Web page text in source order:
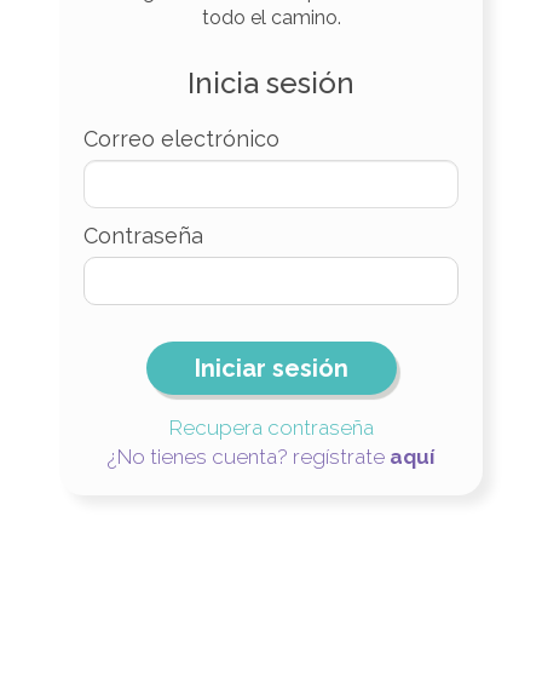
todo el camino.
Inicia sesión
Correo electrónico
Contraseña
Iniciar sesión
Recupera contraseña
¿No tienes cuenta? regístrate aquí